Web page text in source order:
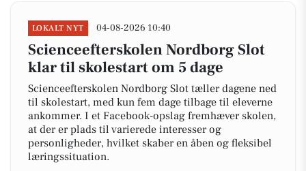
LOKALT NYT 04-08-2026 10:40
Scienceefterskolen Nordborg Slot
klar til skolestart om 5 dage
Scienceefterskolen Nordborg Slot tæller dagene ned
til skolestart, med kun fem dage tilbage til eleverne
ankommer. I et Facebook-opslag fremhæver skolen,
at der er plads til varierede interesser og
personligheder, hvilket skaber en åben og fleksibel
læringssituation.